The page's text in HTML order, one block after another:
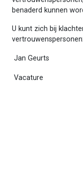
benaderd kunnen
U kunt zich bij
vertrouwenspersonen:
Jan Geurts
Vacature